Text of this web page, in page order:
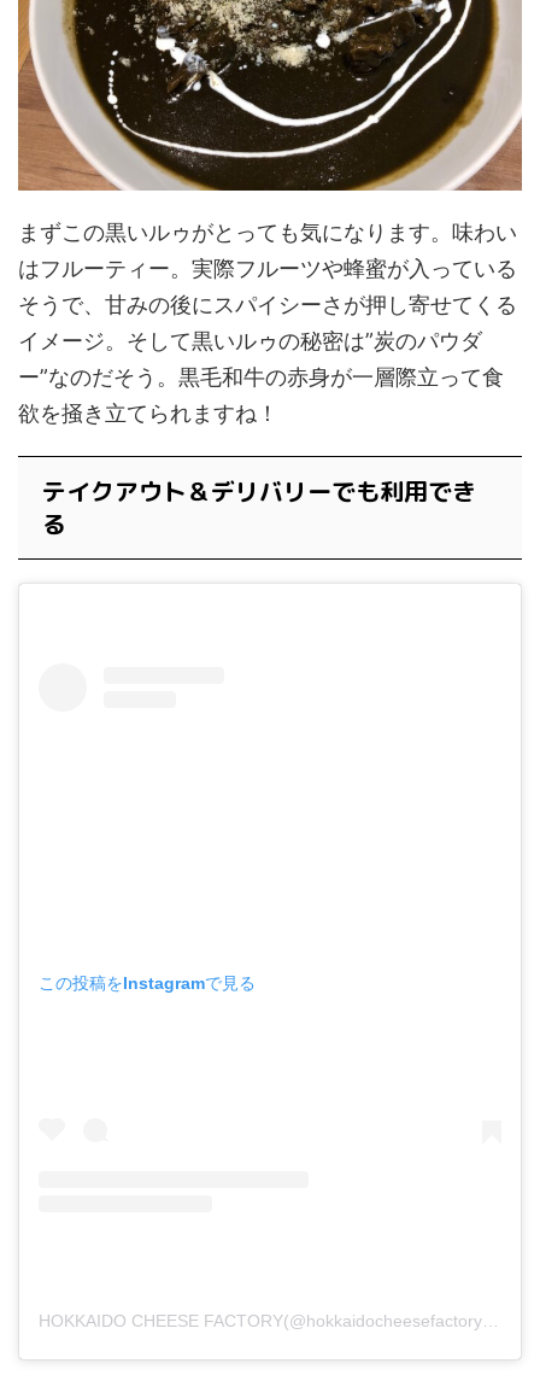
まずこの黒いルゥがとっても気になります。味わい
はフルーティー。実際フルーツや蜂蜜が入っている
そうで、甘みの後にスパイシーさが押し寄せてくる
イメージ。そして黒いルゥの秘密は”炭のパウダ
ー”なのだそう。黒毛和牛の赤身が一層際立って食
欲を掻き立てられますね！
テイクアウト＆デリバリーでも利用でき
る
この投稿をInstagramで見る
HOKKAIDO CHEESE FACTORY(@hokkaidocheesefactory)がシェアした投稿